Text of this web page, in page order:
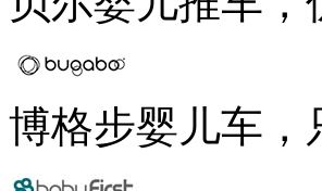
博格步婴儿车，